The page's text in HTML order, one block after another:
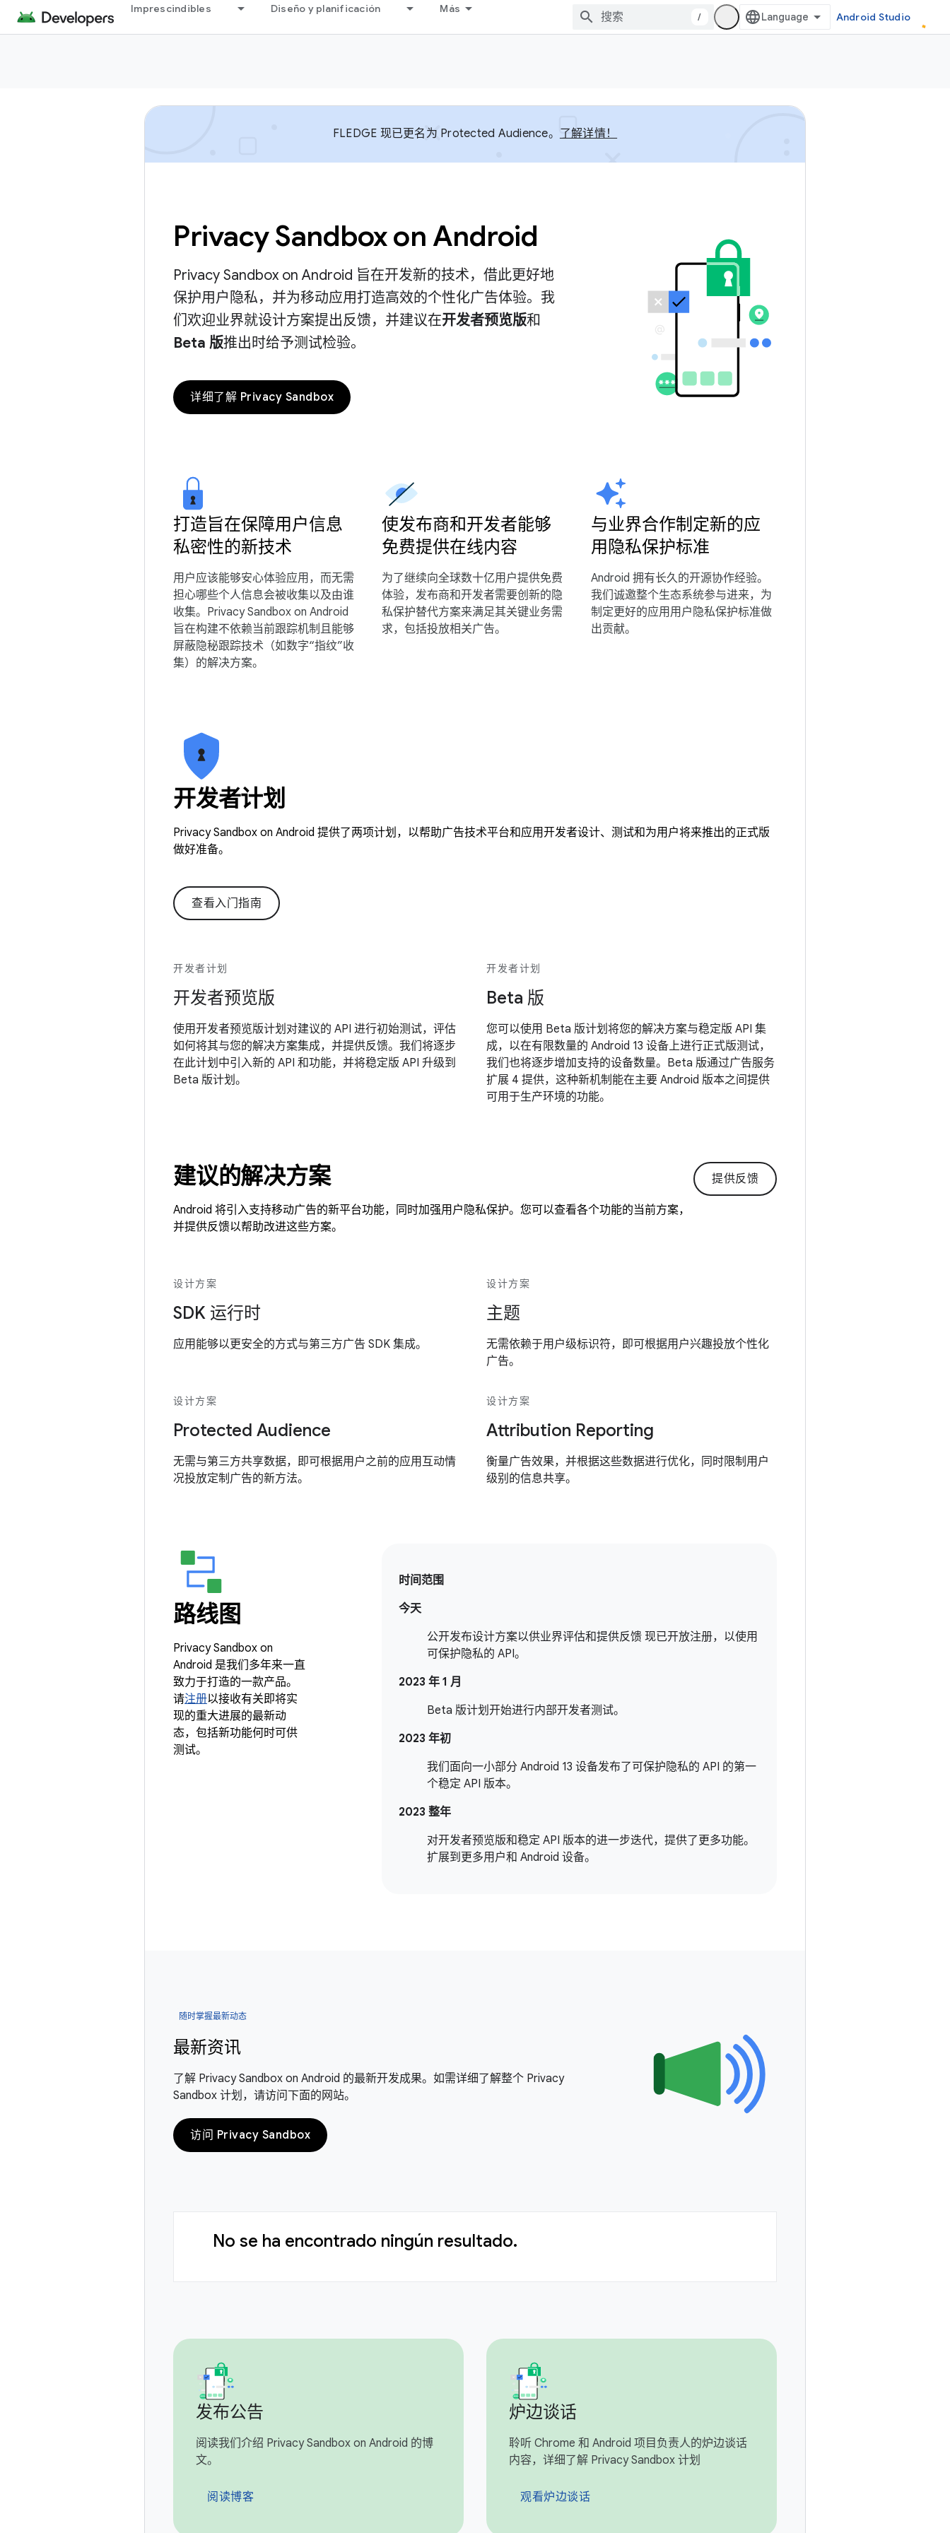
Imprescindibles Diseño y planificación Más
/ Android Studio
FLEDGE 现已更名为 Protected Audience。 了解详情！
Privacy Sandbox on Android
Privacy Sandbox on Android 旨在开发新的技术，借此更好地
保护用户隐私，并为移动应用打造高效的个性化广告体验。我
们欢迎业界就设计方案提出反馈，并建议在开发者预览版和
Beta 版推出时给予测试检验。
详细了解 Privacy Sandbox
打造旨在保障用户信息
私密性的新技术
用户应该能够安心体验应用，而无需
担心哪些个人信息会被收集以及由谁
收集。Privacy Sandbox on Android
旨在构建不依赖当前跟踪机制且能够
屏蔽隐秘跟踪技术（如数字“指纹”收
集）的解决方案。
使发布商和开发者能够
免费提供在线内容
为了继续向全球数十亿用户提供免费
体验，发布商和开发者需要创新的隐
私保护替代方案来满足其关键业务需
求，包括投放相关广告。
与业界合作制定新的应
用隐私保护标准
Android 拥有长久的开源协作经验。
我们诚邀整个生态系统参与进来，为
制定更好的应用用户隐私保护标准做
出贡献。
开发者计划
Privacy Sandbox on Android 提供了两项计划，以帮助广告技术平台和应用开发者设计、测试和为用户将来推出的正式版
做好准备。
查看入门指南
开发者计划
开发者预览版
使用开发者预览版计划对建议的 API 进行初始测试，评估
如何将其与您的解决方案集成，并提供反馈。我们将逐步
在此计划中引入新的 API 和功能，并将稳定版 API 升级到
Beta 版计划。
开发者计划
Beta 版
您可以使用 Beta 版计划将您的解决方案与稳定版 API 集
成，以在有限数量的 Android 13 设备上进行正式版测试，
我们也将逐步增加支持的设备数量。Beta 版通过广告服务
扩展 4 提供，这种新机制能在主要 Android 版本之间提供
可用于生产环境的功能。
建议的解决方案
Android 将引入支持移动广告的新平台功能，同时加强用户隐私保护。您可以查看各个功能的当前方案，
并提供反馈以帮助改进这些方案。
提供反馈
设计方案
SDK 运行时
应用能够以更安全的方式与第三方广告 SDK 集成。
设计方案
主题
无需依赖于用户级标识符，即可根据用户兴趣投放个性化
广告。
设计方案
Protected Audience
无需与第三方共享数据，即可根据用户之前的应用互动情
况投放定制广告的新方法。
设计方案
Attribution Reporting
衡量广告效果，并根据这些数据进行优化，同时限制用户
级别的信息共享。
路线图
Privacy Sandbox on
Android 是我们多年来一直
致力于打造的一款产品。
请注册以接收有关即将实
现的重大进展的最新动
态，包括新功能何时可供
测试。
时间范围
今天
公开发布设计方案以供业界评估和提供反馈 现已开放注册，以使用
可保护隐私的 API。
2023 年 1 月
Beta 版计划开始进行内部开发者测试。
2023 年初
我们面向一小部分 Android 13 设备发布了可保护隐私的 API 的第一
个稳定 API 版本。
2023 整年
对开发者预览版和稳定 API 版本的进一步迭代，提供了更多功能。
扩展到更多用户和 Android 设备。
随时掌握最新动态
最新资讯
了解 Privacy Sandbox on Android 的最新开发成果。如需详细了解整个 Privacy
Sandbox 计划，请访问下面的网站。
访问 Privacy Sandbox
No se ha encontrado ningún resultado.
发布公告
阅读我们介绍 Privacy Sandbox on Android 的博
文。
阅读博客
炉边谈话
聆听 Chrome 和 Android 项目负责人的炉边谈话
内容，详细了解 Privacy Sandbox 计划
观看炉边谈话